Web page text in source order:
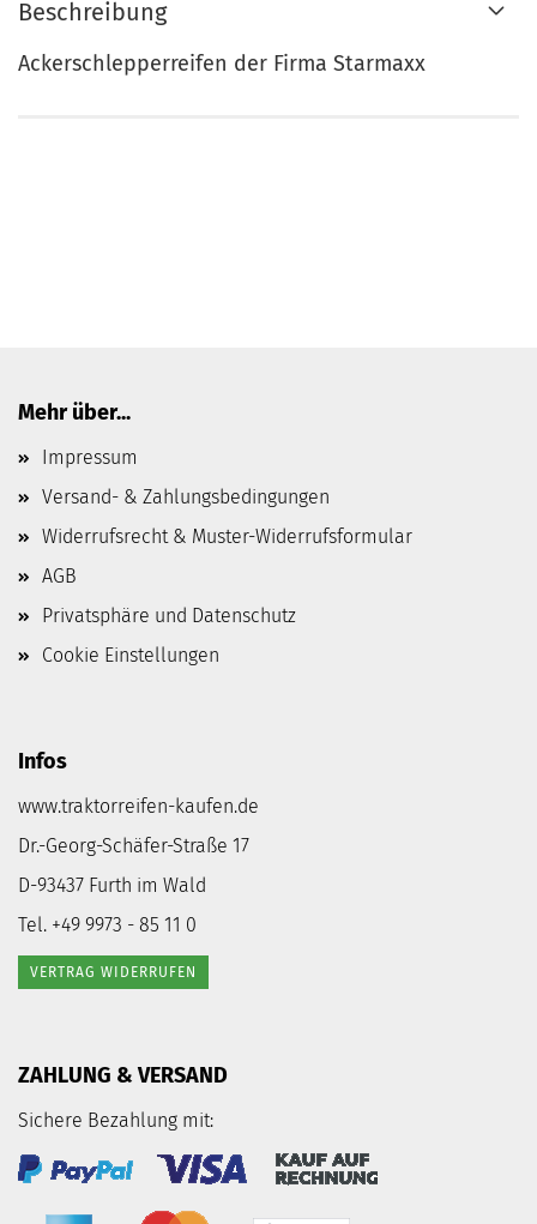
Beschreibung
Ackerschlepperreifen der Firma Starmaxx
Mehr über...
Impressum
Versand- & Zahlungsbedingungen
Widerrufsrecht & Muster-Widerrufsformular
AGB
Privatsphäre und Datenschutz
Cookie Einstellungen
Infos
www.traktorreifen-kaufen.de
Dr.-Georg-Schäfer-Straße 17
D-93437 Furth im Wald
Tel. +49 9973 - 85 11 0
VERTRAG WIDERRUFEN
ZAHLUNG & VERSAND
Sichere Bezahlung mit: